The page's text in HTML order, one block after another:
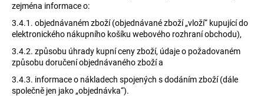
zejména informace o:
3.4.1. objednávaném zboží (objednávané zboží „vloží“ kupující do
elektronického nákupního košíku webového rozhraní obchodu),
3.4.2. způsobu úhrady kupní ceny zboží, údaje o požadovaném
způsobu doručení objednávaného zboží a
3.4.3. informace o nákladech spojených s dodáním zboží (dále
společně jen jako „objednávka“).